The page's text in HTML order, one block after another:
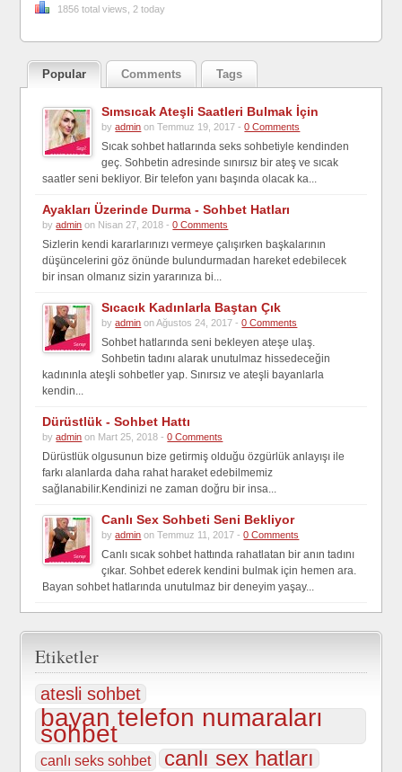
1856 total views, 2 today
Popular Comments Tags
Sımsıcak Ateşli Saatleri Bulmak İçin
byadmin on Temmuz 19, 2017 -0 Comments
Sıcak sohbet hatlarında seks sohbetiyle kendinden
geç. Sohbetin adresinde sınırsız bir ateş ve sıcak
saatler seni bekliyor. Bir telefon yanı başında olacak ka...
Ayakları Üzerinde Durma - Sohbet Hatları
byadmin on Nisan 27, 2018 -0 Comments
Sizlerin kendi kararlarınızı vermeye çalışırken başkalarının
düşüncelerini göz önünde bulundurmadan hareket edebilecek
bir insan olmanız sizin yararınıza bi...
Sıcacık Kadınlarla Baştan Çık
byadmin on Ağustos 24, 2017 -0 Comments
Sohbet hatlarında seni bekleyen ateşe ulaş.
Sohbetin tadını alarak unutulmaz hissedeceğin
kadınınla ateşli sohbetler yap. Sınırsız ve ateşli bayanlarla
kendin...
Dürüstlük - Sohbet Hattı
byadmin on Mart 25, 2018 -0 Comments
Dürüstlük olgusunun bize getirmiş olduğu özgürlük anlayışı ile
farkı alanlarda daha rahat haraket edebilmemiz
sağlanabilir.Kendinizi ne zaman doğru bir insa...
Canlı Sex Sohbeti Seni Bekliyor
byadmin on Temmuz 11, 2017 -0 Comments
Canlı sıcak sohbet hattında rahatlatan bir anın tadını
çıkar. Sohbet ederek kendini bulmak için hemen ara.
Bayan sohbet hatlarında unutulmaz bir deneyim yaşay...
Etiketler
atesli sohbet
bayan telefon numaraları
sohbet
canlı seks sohbet canlı sex hatları